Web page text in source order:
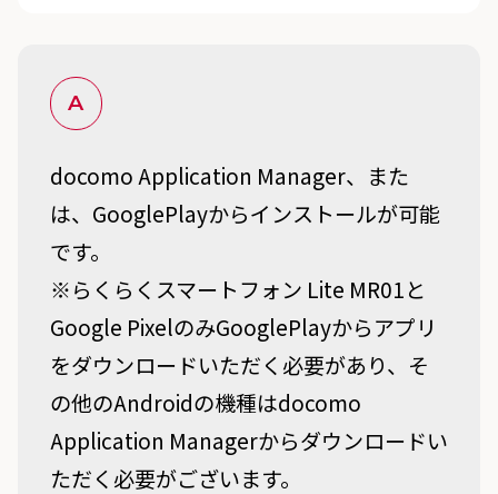
A
docomo Application Manager、また
は、GooglePlayからインストールが可能
です。
※らくらくスマートフォン Lite MR01と
Google PixelのみGooglePlayからアプリ
をダウンロードいただく必要があり、そ
の他のAndroidの機種はdocomo
Application Managerからダウンロードい
ただく必要がございます。